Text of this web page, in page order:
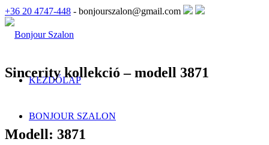
+36 20 4747-448 - bonjourszalon@gmail.com
KEZDŐLAP
BONJOUR SZALON
Sincerity kollekció – modell 3871
Modell: 3871